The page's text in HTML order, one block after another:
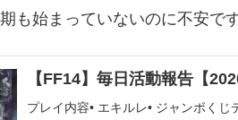
も始まっていないのに不安です
【FF14】毎日活動報告【
プレイ内容• エキルレ• ジャンボく